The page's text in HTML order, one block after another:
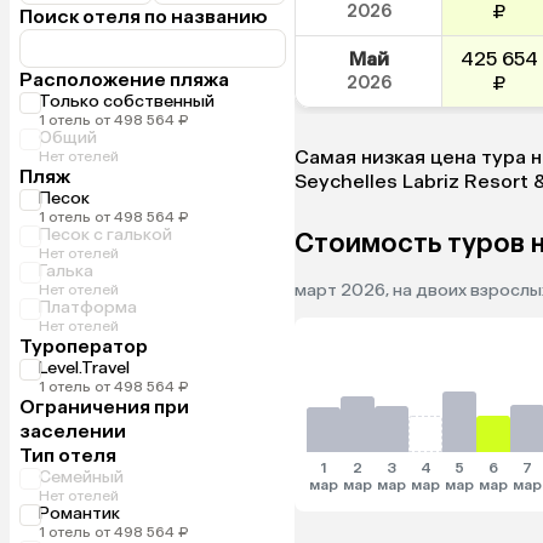
Поиск отеля по названию
Расположение пляжа
Только собственный
1 отель от 498 564 ₽
Общий
Нет отелей
Пляж
Песок
1 отель от 498 564 ₽
Песок с галькой
Нет отелей
Галька
Нет отелей
Платформа
Нет отелей
Туроператор
Level.Travel
1 отель от 498 564 ₽
Ограничения при
заселении
Тип отеля
Семейный
Нет отелей
Романтик
1 отель от 498 564 ₽
2026 ₽
Май
2026
425 654
₽
Самая низкая цена тура
Seychelles Labriz Resort
Стоимость туров
март 2026, на двоих
1
мар
2
мар
3
мар
4
мар
5
мар
6
мар
7
мар